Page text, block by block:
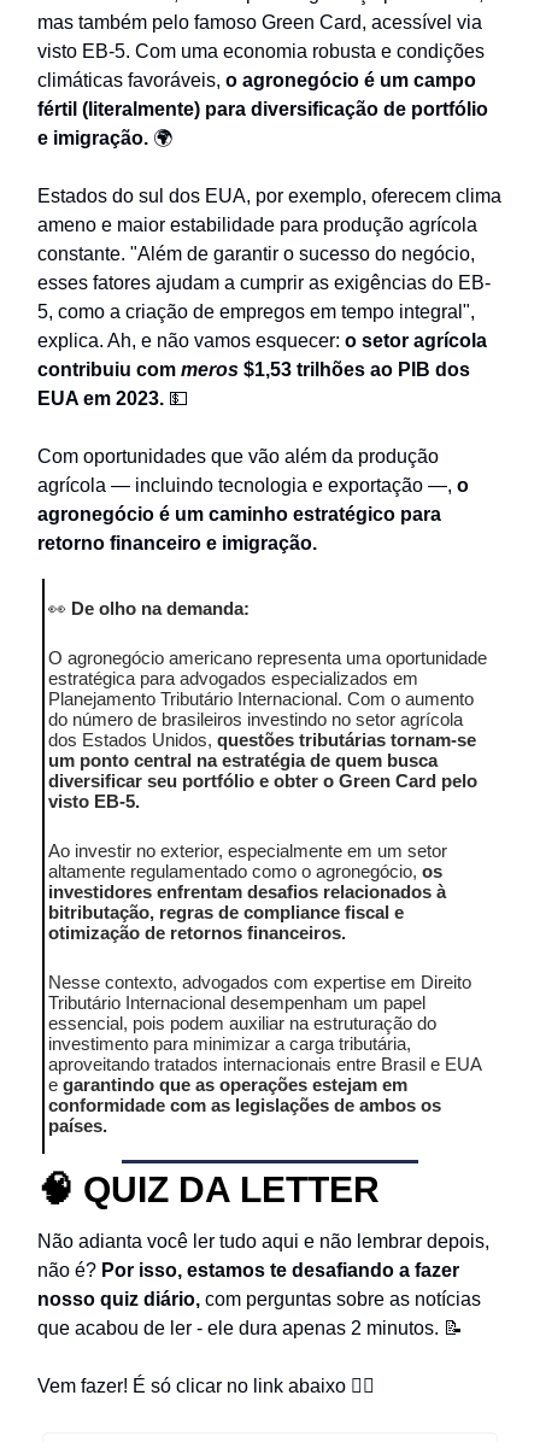
mas também pelo famoso Green Card, acessível via
visto EB-5. Com uma economia robusta e condições
climáticas favoráveis, o agronegócio é um campo
fértil (literalmente) para diversificação de portfólio
e imigração. 🌍
Estados do sul dos EUA, por exemplo, oferecem clima
ameno e maior estabilidade para produção agrícola
constante. "Além de garantir o sucesso do negócio,
esses fatores ajudam a cumprir as exigências do EB-
5, como a criação de empregos em tempo integral",
explica. Ah, e não vamos esquecer: o setor agrícola
contribuiu com meros $1,53 trilhões ao PIB dos
EUA em 2023. 💵
Com oportunidades que vão além da produção
agrícola — incluindo tecnologia e exportação —, o
agronegócio é um caminho estratégico para
retorno financeiro e imigração.
👀 De olho na demanda:
O agronegócio americano representa uma oportunidade
estratégica para advogados especializados em
Planejamento Tributário Internacional. Com o aumento
do número de brasileiros investindo no setor agrícola
dos Estados Unidos, questões tributárias tornam-se
um ponto central na estratégia de quem busca
diversificar seu portfólio e obter o Green Card pelo
visto EB-5.
Ao investir no exterior, especialmente em um setor
altamente regulamentado como o agronegócio, os
investidores enfrentam desafios relacionados à
bitributação, regras de compliance fiscal e
otimização de retornos financeiros.
Nesse contexto, advogados com expertise em Direito
Tributário Internacional desempenham um papel
essencial, pois podem auxiliar na estruturação do
investimento para minimizar a carga tributária,
aproveitando tratados internacionais entre Brasil e EUA
e garantindo que as operações estejam em
conformidade com as legislações de ambos os
países.
🧠 QUIZ DA LETTER
Não adianta você ler tudo aqui e não lembrar depois,
não é? Por isso, estamos te desafiando a fazer
nosso quiz diário, com perguntas sobre as notícias
que acabou de ler - ele dura apenas 2 minutos. 📝
Vem fazer! É só clicar no link abaixo 👇🏻